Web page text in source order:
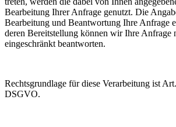
Bearbeitung Ihrer Anfrage genutzt. Die
Bearbeitung und Beantwortung Ihre Anfrage
deren Bereitstellung können wir Ihre Anfrage
eingeschränkt beantworten.
Rechtsgrundlage für diese Verarbeitung ist
DSGVO.